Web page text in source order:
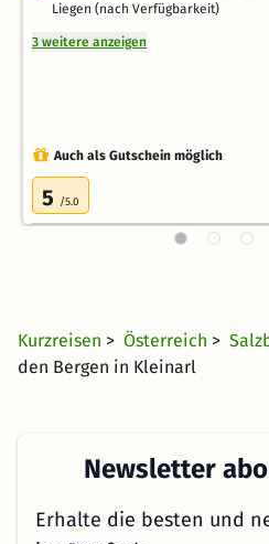
Liegen (nach Verfügbarkeit)
3 weitere anzeigen
Auch als Gutschein möglich
5 /5.0
Kurzreisen > Österreich >
den Bergen in Kleinarl
Newsletter
Erhalte die besten und